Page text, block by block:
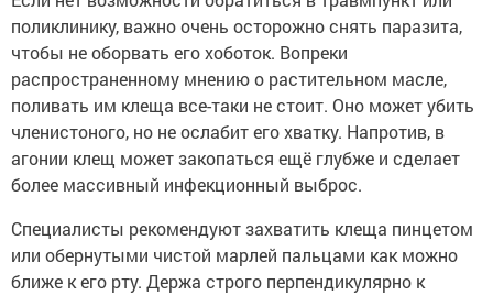
поликлинику, важно очень осторожно снять паразита,
чтобы не оборвать его хоботок. Вопреки
распространенному мнению о растительном масле,
поливать им клеща все-таки не стоит. Оно может убить
членистоного, но не ослабит его хватку. Напротив, в
агонии клещ может закопаться ещё глубже и сделает
более массивный инфекционный выброс.
Специалисты рекомендуют захватить клеща пинцетом
или обернутыми чистой марлей пальцами как можно
ближе к его рту. Держа строго перпендикулярно к